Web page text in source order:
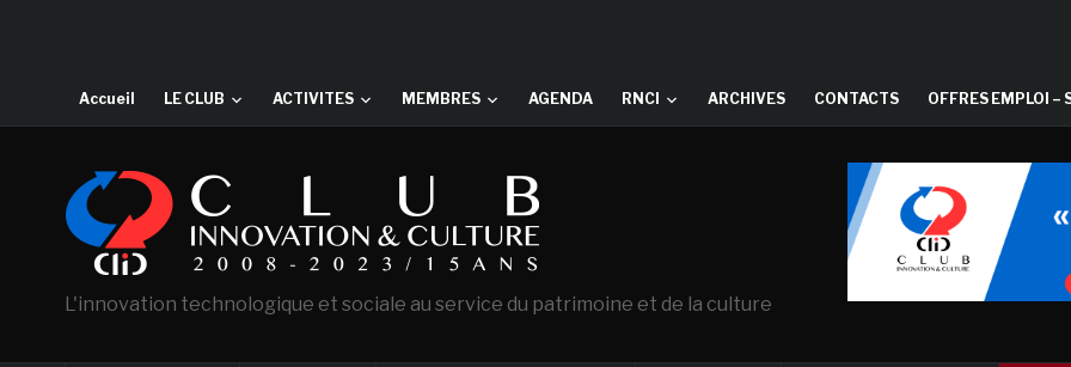
Accueil LE CLUB ACTIVITES MEMBRES AGENDA RNCI ARCHIVES CONTACTS OFFRES EMPLOI –
L'innovation technologique et sociale au service du patrimoine et de la culture